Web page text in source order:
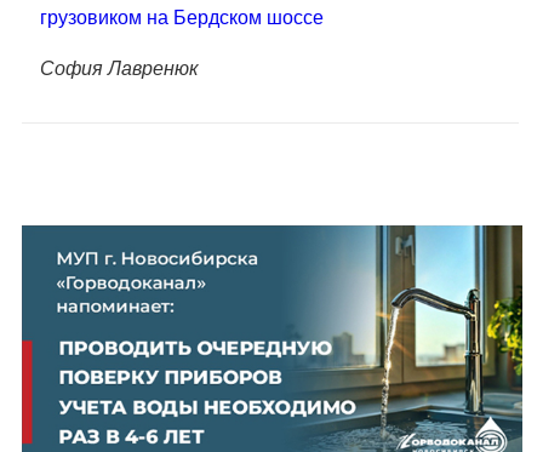
грузовиком на Бердском шоссе
София Лавренюк